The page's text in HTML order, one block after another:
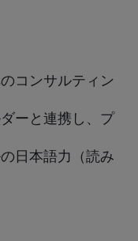
コンサルティン
ーと連携し、プ
日本語力（読み